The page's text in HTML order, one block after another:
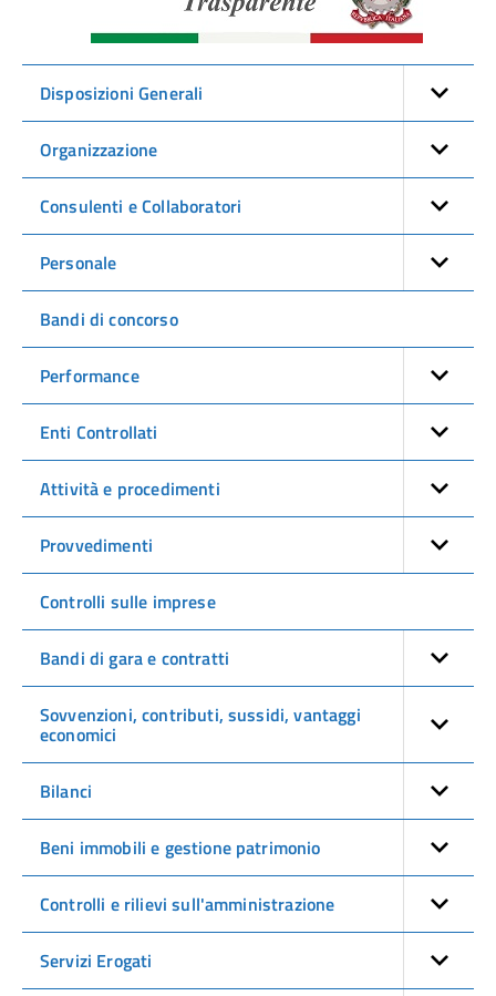
Disposizioni Generali
Organizzazione
Consulenti e Collaboratori
Personale
Bandi di concorso
Performance
Enti Controllati
Attività e procedimenti
Provvedimenti
Controlli sulle imprese
Bandi di gara e contratti
Sovvenzioni, contributi, sussidi, vantaggi
economici
Bilanci
Beni immobili e gestione patrimonio
Controlli e rilievi sull'amministrazione
Servizi Erogati